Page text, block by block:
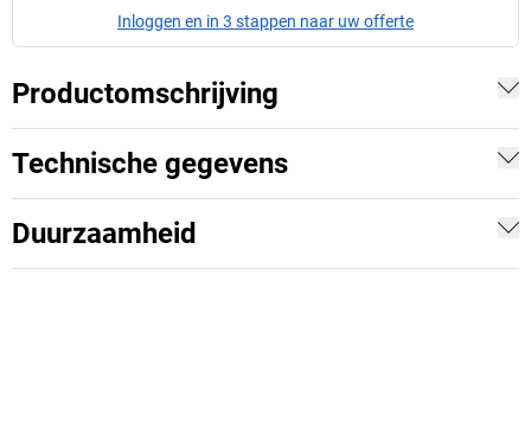
Inloggen en in 3 stappen naar uw offerte
Productomschrijving
Technische gegevens
Duurzaamheid